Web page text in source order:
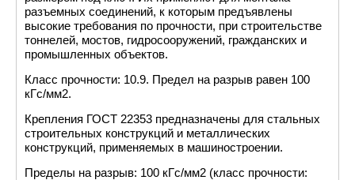
разъемных соединений, к которым предъявлены
высокие требования по прочности, при строительстве
тоннелей, мостов, гидросооружений, гражданских и
промышленных объектов.
Класс прочности: 10.9. Предел на разрыв равен 100
кГс/мм2.
Крепления ГОСТ 22353 предназначены для стальных
строительных конструкций и металлических
конструкций, применяемых в машиностроении.
Пределы на разрыв: 100 кГс/мм2 (класс прочности: